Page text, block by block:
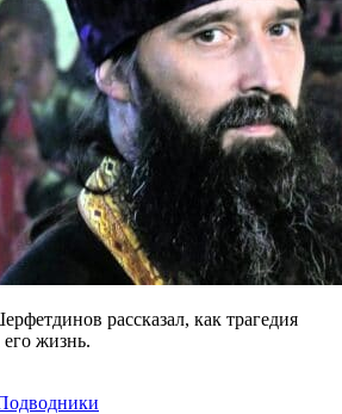
рассказал, как трагедия
его жизнь.